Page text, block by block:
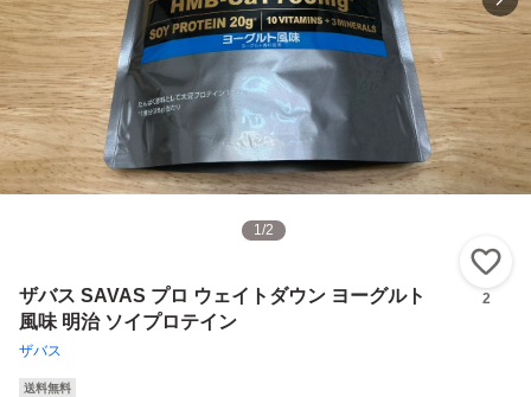
1/2
ザバス SAVAS プロ ウェイトダウン ヨーグルト
風味 明治 ソイプロテイン
ザバス
2
送料無料